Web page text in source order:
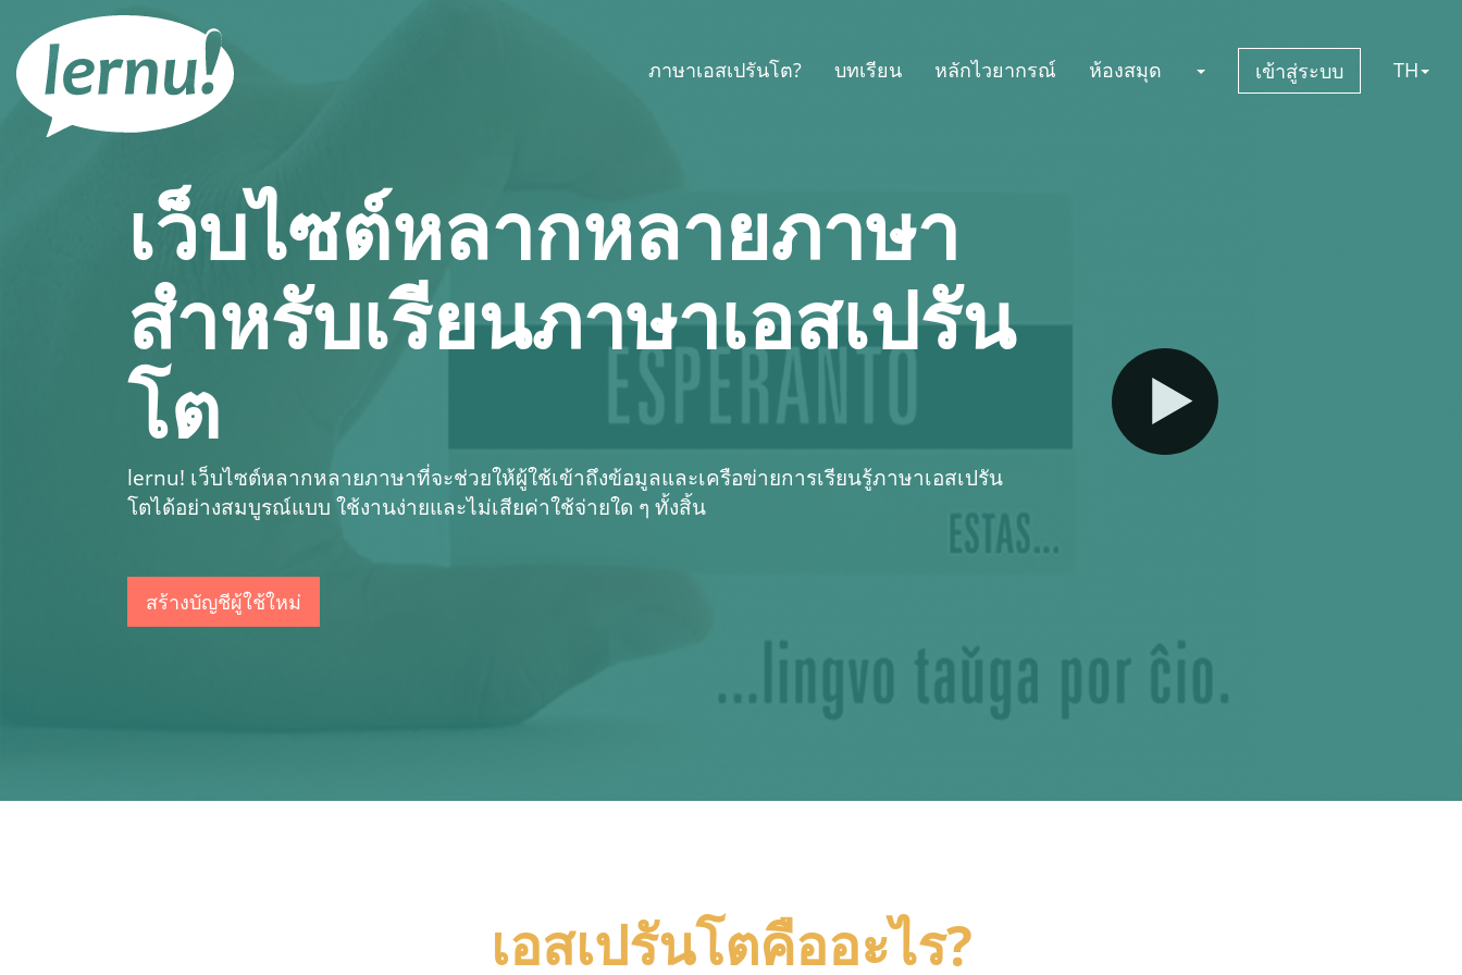
สารบัญ
ภาษาเอสเปรันโต? บทเรียน หลักไวยากรณ์ ห้องสมุด เข้าสู่ระบบ TH
เว็บไซต์หลากหลายภาษา
สำหรับเรียนภาษาเอสเปรัน
โต
lernu! เว็บไซต์หลากหลายภาษาที่จะช่วยให้ผู้ใช้เข้าถึงข้อมูลและเครือข่ายการเรียนรู้ภาษาเอสเปรัน
โตได้อย่างสมบูรณ์แบบ ใช้งานง่ายและไม่เสียค่าใช้จ่ายใด ๆ ทั้งสิ้น
สร้างบัญชีผู้ใช้ใหม่
เอสเปรันโตคืออะไร?